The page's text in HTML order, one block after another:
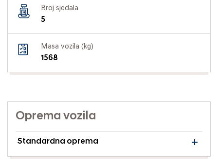
Broj sjedala
5
Masa vozila (kg)
1568
Oprema vozila
Standardna oprema